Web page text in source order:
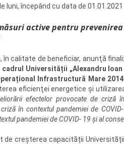
luni, începând cu data de 01.01.2021
active pentru
în calitate de beneficiar, anunţă
Universității „Alexandru Ioan
Infrastructură Mare
eficienţei energetice şi
efectelor provocate de criză
în contextul pandemiei de
pandemiei de COVID- 19 și al
creșterea capacității Universității